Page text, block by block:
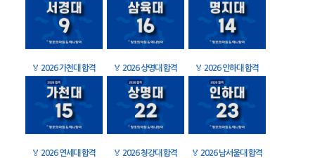
🏅 2026 가천대 합격 🏅 2026 상명대 합격 🏅 2026 인하대 합격
🏅 2026 연세대 합격 🏅 2026 청강대 합격 🏅 2026 남서울대 합격